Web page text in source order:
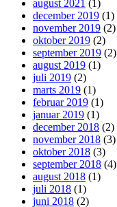
august 2021 (1)
december 2019 (1)
november 2019 (2)
oktober 2019 (2)
september 2019 (2)
august 2019 (1)
juli 2019 (2)
marts 2019 (1)
februar 2019 (1)
januar 2019 (1)
december 2018 (2)
november 2018 (3)
oktober 2018 (3)
september 2018 (4)
august 2018 (1)
juli 2018 (1)
juni 2018 (2)